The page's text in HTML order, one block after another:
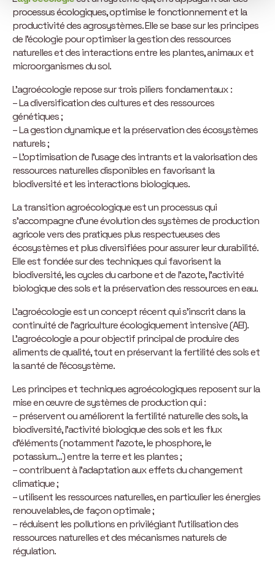
processus écologiques, optimise le fonctionnement et la
productivité des agrosystèmes. Elle se base sur les principes
de l’écologie pour optimiser la gestion des ressources
naturelles et des interactions entre les plantes, animaux et
microorganismes du sol.
L’agroécologie repose sur trois piliers fondamentaux :
– La diversification des cultures et des ressources
génétiques ;
– La gestion dynamique et la préservation des écosystèmes
naturels ;
– L’optimisation de l’usage des intrants et la valorisation des
ressources naturelles disponibles en favorisant la
biodiversité et les interactions biologiques.
La transition agroécologique est un processus qui
s’accompagne d’une évolution des systèmes de production
agricole vers des pratiques plus respectueuses des
écosystèmes et plus diversifiées pour assurer leur durabilité.
Elle est fondée sur des techniques qui favorisent la
biodiversité, les cycles du carbone et de l’azote, l’activité
biologique des sols et la préservation des ressources en eau.
L’agroécologie est un concept récent qui s’inscrit dans la
continuité de l’agriculture écologiquement intensive (AEI).
L’agroécologie a pour objectif principal de produire des
aliments de qualité, tout en préservant la fertilité des sols et
la santé de l’écosystème.
Les principes et techniques agroécologiques reposent sur la
mise en œuvre de systèmes de production qui :
– préservent ou améliorent la fertilité naturelle des sols, la
biodiversité, l’activité biologique des sols et les flux
d’éléments (notamment l’azote, le phosphore, le
potassium…) entre la terre et les plantes ;
– contribuent à l’adaptation aux effets du changement
climatique ;
– utilisent les ressources naturelles, en particulier les énergies
renouvelables, de façon optimale ;
– réduisent les pollutions en privilégiant l’utilisation des
ressources naturelles et des mécanismes naturels de
régulation.